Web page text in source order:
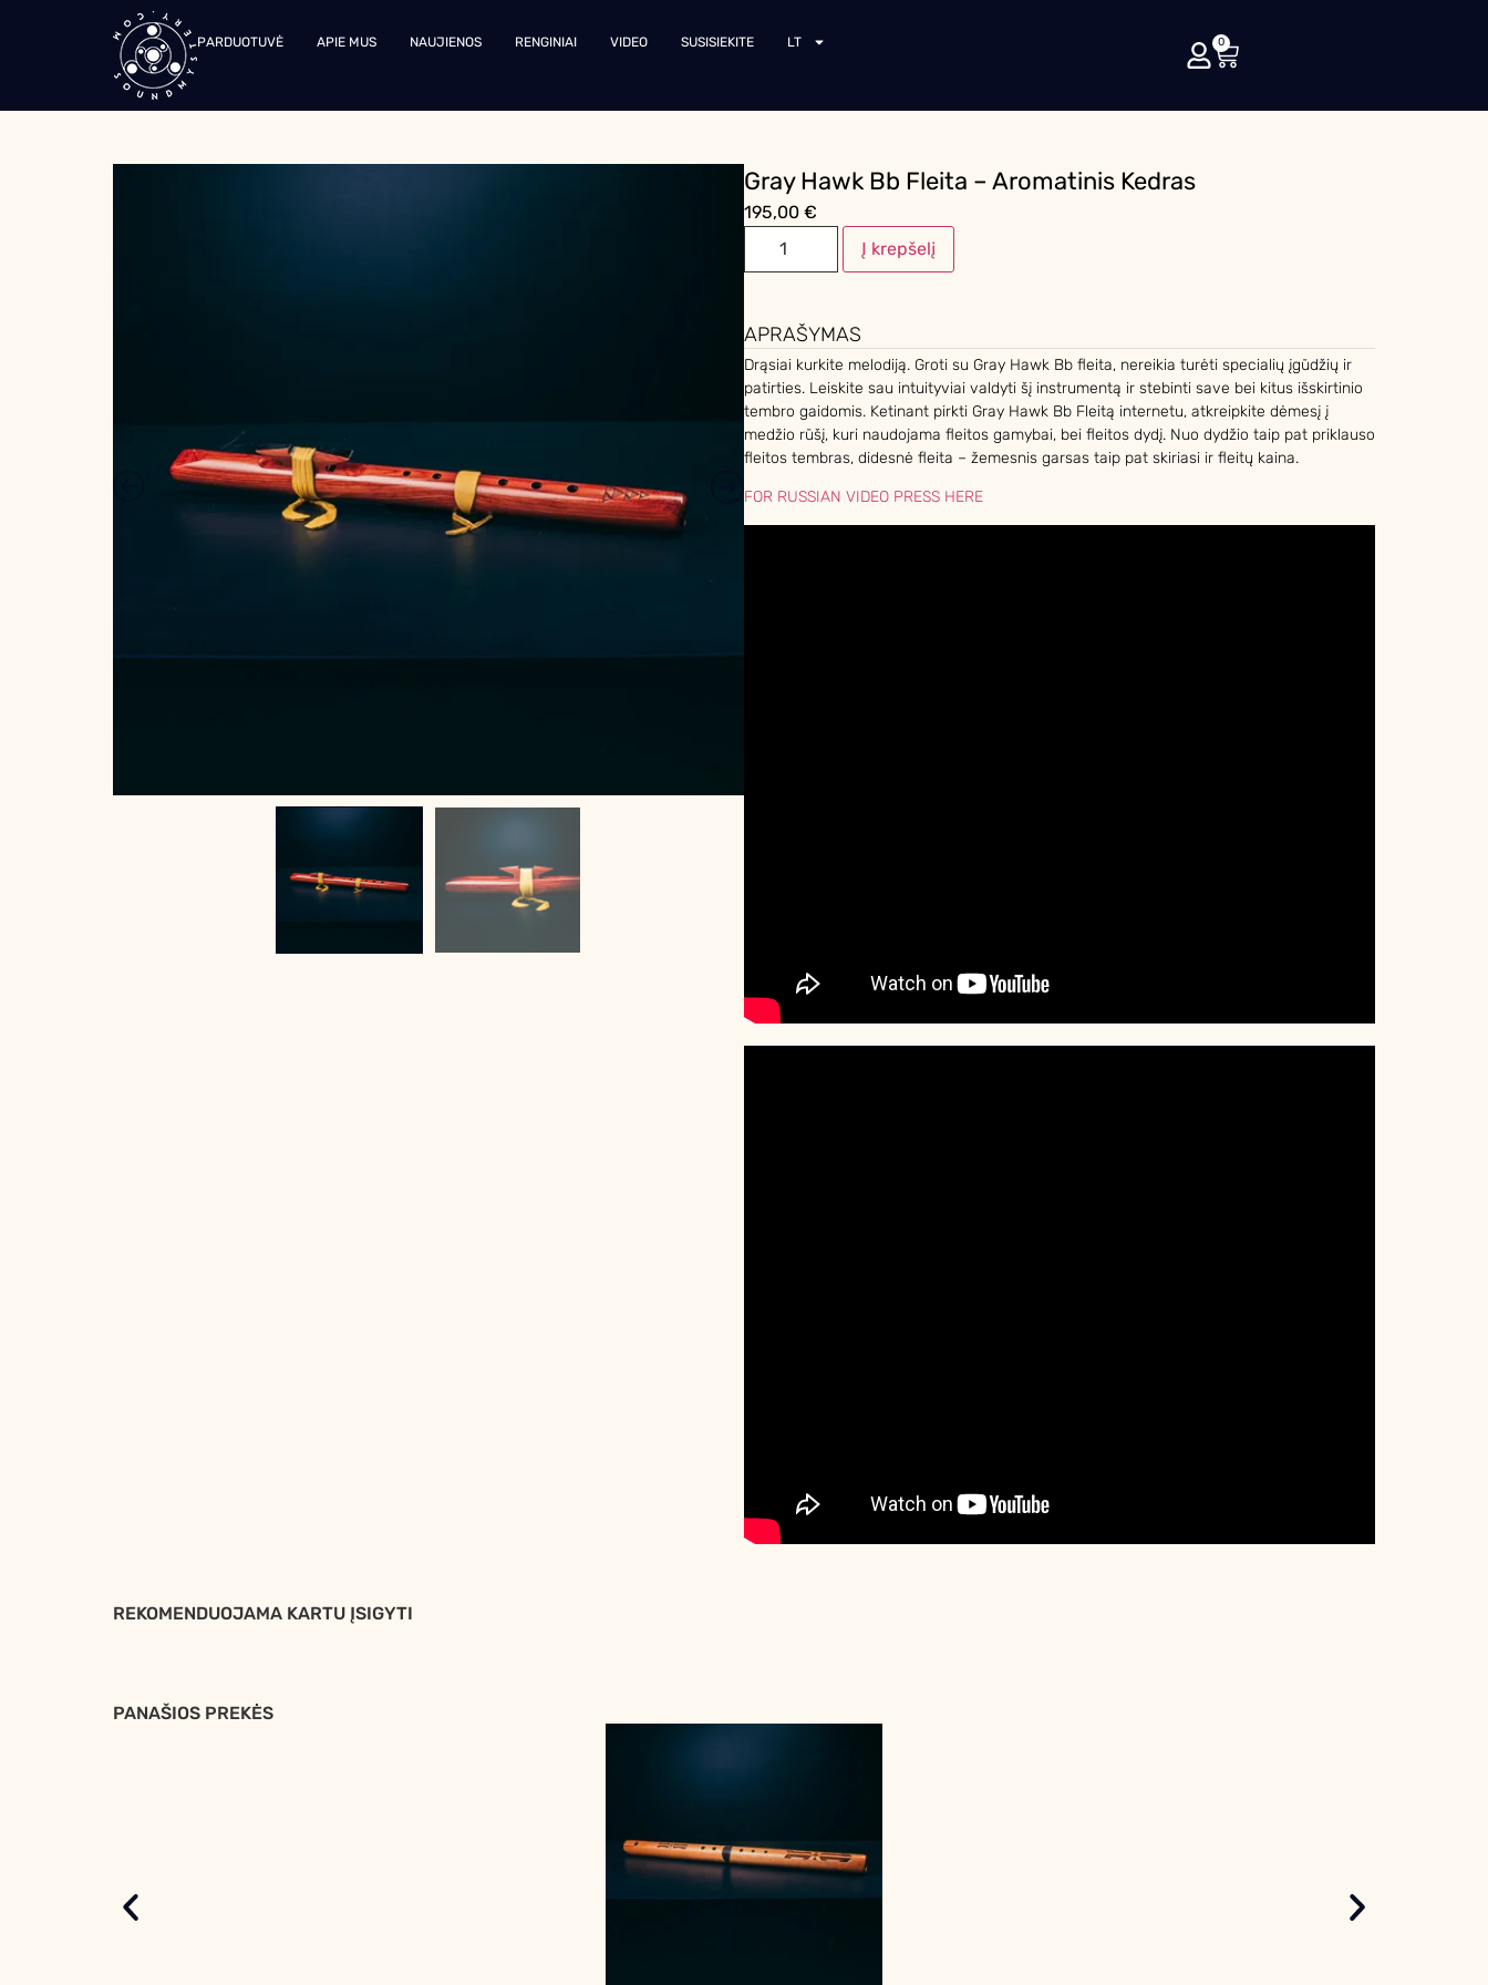
PARDUOTUVĖ APIE MUS NAUJIENOS RENGINIAI VIDEO SUSISIEKITE LT 0
Gray Hawk Bb Fleita – Aromatinis Kedras
195,00 €
Į krepšelį
APRAŠYMAS
Drąsiai kurkite melodiją. Groti su Gray Hawk Bb fleita, nereikia turėti specialių įgūdžių ir
patirties. Leiskite sau intuityviai valdyti šį instrumentą ir stebinti save bei kitus išskirtinio
tembro gaidomis. Ketinant pirkti Gray Hawk Bb Fleitą internetu, atkreipkite dėmesį į
medžio rūšį, kuri naudojama fleitos gamybai, bei fleitos dydį. Nuo dydžio taip pat priklauso
fleitos tembras, didesnė fleita – žemesnis garsas taip pat skiriasi ir fleitų kaina.
FOR RUSSIAN VIDEO PRESS HERE
REKOMENDUOJAMA KARTU ĮSIGYTI
PANAŠIOS PREKĖS